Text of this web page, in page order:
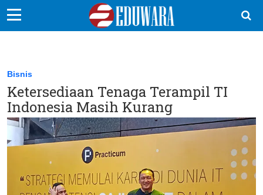
Sekolah Kita
Vokasi
Kampus
Idea
EduDana
Bisnis
Ketersediaan Tenaga Terampil TI
Indonesia Masih Kurang